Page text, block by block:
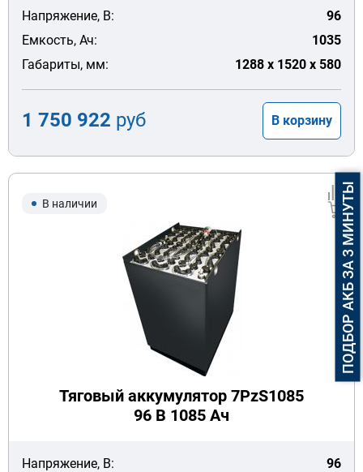
Напряжение, В:
96
Емкость, Ач:
1035
Габариты, мм:
1288 x 1520 x 580
1 750 922 руб В корзину
В наличии
Тяговый аккумулятор 7PzS1085
96 В 1085 Ач
Напряжение, В:
96
ПОДБОР АКБ ЗА 3 МИНУТЫ